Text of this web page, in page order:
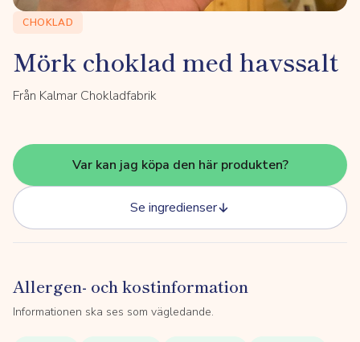
CHOKLAD
Mörk choklad med havssalt
Från Kalmar Chokladfabrik
Var kan jag köpa den här produkten?
Se ingredienser
Allergen- och kostinformation
Informationen ska ses som vägledande.